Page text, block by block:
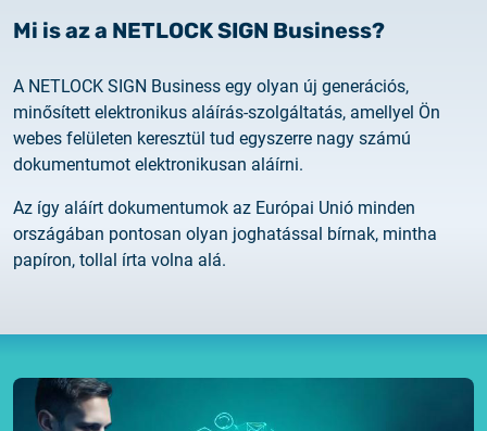
Mi is az a NETLOCK SIGN Business?
A NETLOCK SIGN Business egy olyan új generációs,
minősített elektronikus aláírás-szolgáltatás, amellyel Ön
webes felületen keresztül tud egyszerre nagy számú
dokumentumot elektronikusan aláírni.
Az így aláírt dokumentumok az Európai Unió minden
országában pontosan olyan joghatással bírnak, mintha
papíron, tollal írta volna alá.